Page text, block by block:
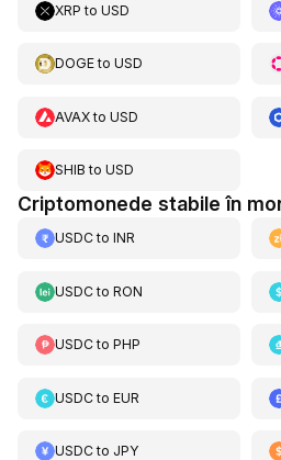
XRP to USD
DOGEto USD
AVAXto USD
SHIB to USD
Criptomonede stabile în
USDCto INR
USDCto RON
USDCto PHP
USDCto EUR
USDCto JPY